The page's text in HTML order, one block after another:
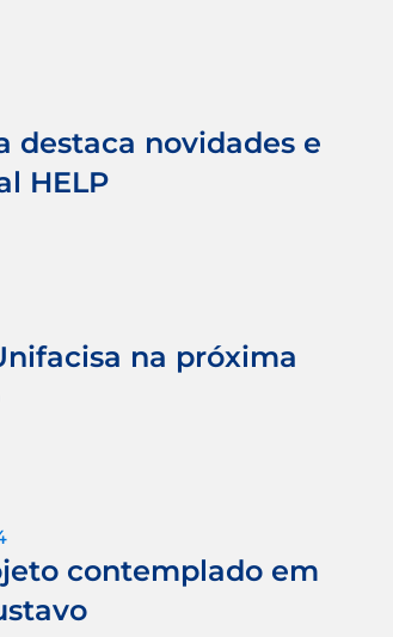
destaca novidades e
HELP
na próxima
contemplado em